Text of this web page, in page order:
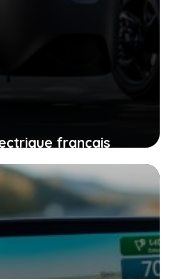
français
unique pour
plus simples